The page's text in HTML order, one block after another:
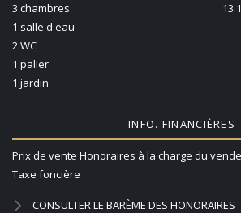
3 chambres
1 salle d'eau
2 WC
1 palier
1 jardin
INFO. FINANCIÈRES
Prix de vente Honoraires à la charge du
Taxe foncière
CONSULTER LE BARÈME DES HONORAIRES